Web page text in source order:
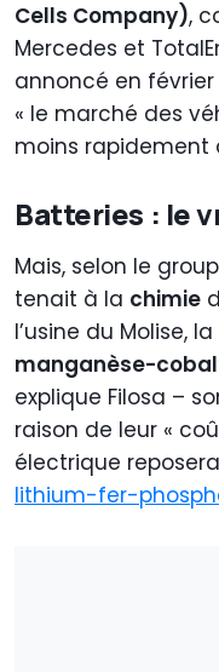
Cells Company),
Mercedes et
annoncé en
« le marché des
moins rapidement
Batteries : le
Mais, selon le
tenait à la chimie
l’usine du Molise,
manganèse-
explique Filosa –
raison de leur «
électrique
lithium-fer-